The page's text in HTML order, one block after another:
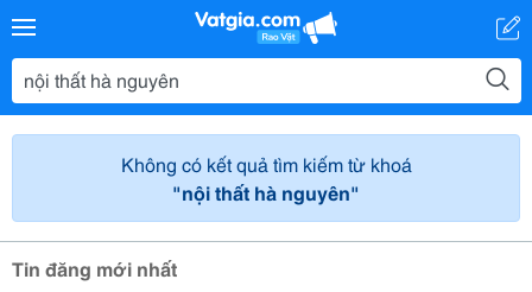
Không có kết quả tìm kiếm từ khoá
"nội thất hà nguyên"
Tin đăng mới nhất